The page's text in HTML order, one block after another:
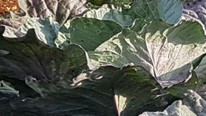
dobiti kvalitetan kompost koji
temperature, vlage i aeracije
kvalitetu konačnog
smjesa s kominom. Osnovna
uree ili ovčjeg gnoja. U novijoj
poljoprivrednih nusproizvoda.